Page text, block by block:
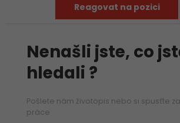
Reagovat na pozici
Nenašli jste, co
hledali ?
Pošlete nám životopis nebo si spusťte
práce